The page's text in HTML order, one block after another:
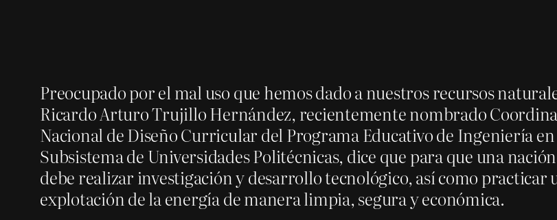
Preocupado por el mal uso que hemos dado a nuestros recursos
Ricardo Arturo Trujillo Hernández, recientemente nombrado
Nacional de Diseño Curricular del Programa Educativo de Ingeniería
Subsistema de Universidades Politécnicas, dice que para que una
debe realizar investigación y desarrollo tecnológico, así como practicar
explotación de la energía de manera limpia, segura y económica.